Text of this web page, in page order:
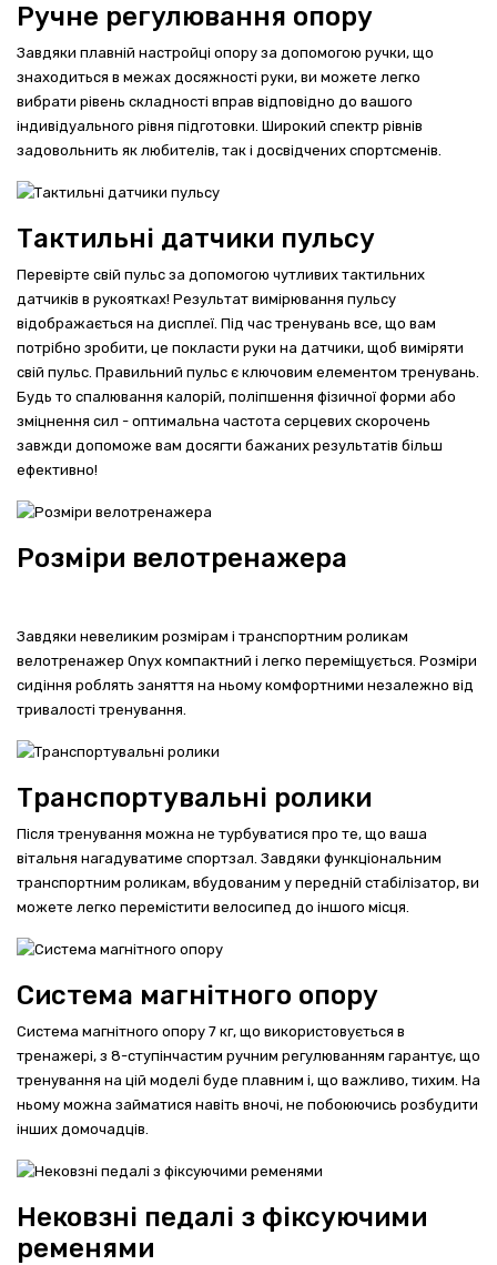
Ручне регулювання опору
Завдяки плавній настройці опору за допомогою ручки, що
знаходиться в межах досяжності руки, ви можете легко
вибрати рівень складності вправ відповідно до вашого
індивідуального рівня підготовки. Широкий спектр рівнів
задовольнить як любителів, так і досвідчених спортсменів.
Тактильні датчики пульсу
Перевірте свій пульс за допомогою чутливих тактильних
датчиків в рукоятках! Результат вимірювання пульсу
відображається на дисплеї. Під час тренувань все, що вам
потрібно зробити, це покласти руки на датчики, щоб виміряти
свій пульс. Правильний пульс є ключовим елементом тренувань.
Будь то спалювання калорій, поліпшення фізичної форми або
зміцнення сил - оптимальна частота серцевих скорочень
завжди допоможе вам досягти бажаних результатів більш
ефективно!
Розміри велотренажера
Завдяки невеликим розмірам і транспортним роликам
велотренажер Onyx компактний і легко переміщується. Розміри
сидіння роблять заняття на ньому комфортними незалежно від
тривалості тренування.
Транспортувальні ролики
Після тренування можна не турбуватися про те, що ваша
вітальня нагадуватиме спортзал. Завдяки функціональним
транспортним роликам, вбудованим у передній стабілізатор, ви
можете легко перемістити велосипед до іншого місця.
Система магнітного опору
Система магнітного опору 7 кг, що використовується в
тренажері, з 8-ступінчастим ручним регулюванням гарантує, що
тренування на цій моделі буде плавним і, що важливо, тихим. На
ньому можна займатися навіть вночі, не побоюючись розбудити
інших домочадців.
Нековзні педалі з фіксуючими
ременями